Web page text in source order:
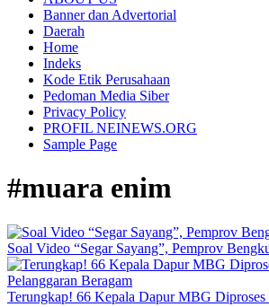
Banner dan Advertorial
Daerah
Home
Indeks
Kode Etik Perusahaan
Pedoman Media Siber
Privacy Policy
PROFIL NEINEWS.ORG
Sample Page
#muara enim
Soal Video “Segar Sayang”, Pemprov
Terungkap! 66 Kepala Dapur MBG Diproses